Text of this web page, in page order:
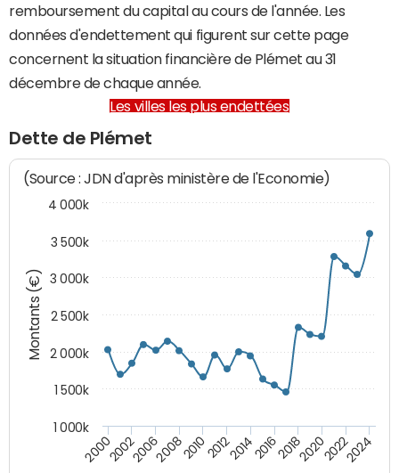
remboursement du capital au cours de l'année. Les
données d'endettement qui figurent sur cette page
concernent la situation financière de Plémet au 31
décembre de chaque année.
Les villes les plus endettées
Dette de Plémet
Montants (€)
(Source : JDN d'après ministère de l'Economie)
200020022006200820102012201420162018202020222024
1 000k
1 500k
2 000k
2 500k
3 000k
3 500k
4 000k